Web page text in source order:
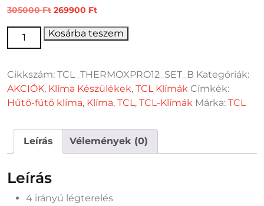
305000Ft Original
was:
269900 FtCurrent
is:
TCL Thermo-X Pro 3,4 kW-os oldalfali Split klíma alap
szereléssel mennyiség
Kosárba teszem
Cikkszám: TCL_THERMOXPRO12_SET_B Kategóriák:
AKCIÓK, Klíma Készülékek, TCL Klímák Címkék:
Hűtő-fútő klíma, Klíma, TCL, TCL-Klímák Márka: TCL
Leírás Vélemények (0)
Leírás
4 irányú légterelés